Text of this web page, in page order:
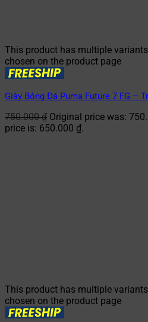
This product has multiple
chosen on the product page
Giày Bóng Đá Puma Future 7 FG –
750.000₫ Original price was:
price is: 650.000 ₫.
This product has multiple
chosen on the product page